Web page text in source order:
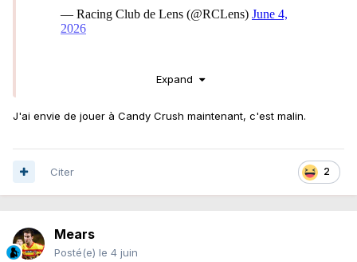
Expand
J'ai envie de jouer à Candy Crush maintenant, c'est malin.
2
Citer
Mears
Posté(e) le 4 juin